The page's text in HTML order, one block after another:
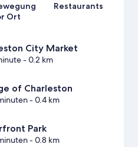
Ort
Restaurants
City Market
- 0.2 km
of Charleston
- 0.4 km
Park
- 0.8 km